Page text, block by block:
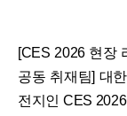
[CES 2026 현장
공동 취재팀] 대
전지인 CES